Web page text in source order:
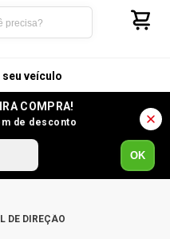
veículo
COMPRA!
de desconto
OK
DE DIREÇÃO